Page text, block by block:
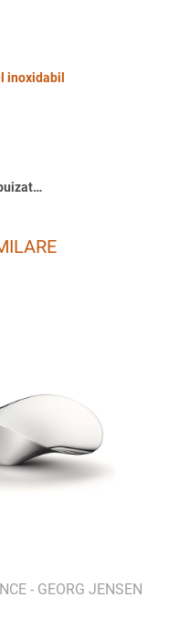
inoxidabil
- GEORG JENSEN